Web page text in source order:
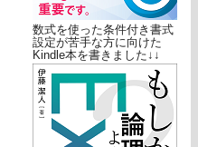
数式を使った条件付き書式
設定が苦手な方に向けた
Kindle本を書きました↓↓